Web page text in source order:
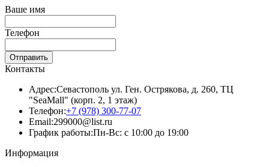
Ваше имя
Телефон
Отправить
Контакты
Адрес:Севастополь ул. Ген. Острякова, д. 260, ТЦ
"SeaMall" (корп. 2, 1 этаж)
Телефон:+7 (978) 300-77-07
Email:299000@list.ru
График работы:Пн-Вс: с 10:00 до 19:00
Информация